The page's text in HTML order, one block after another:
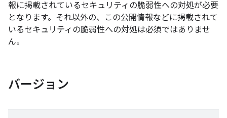
報に掲載されているセキュリティの脆弱性への対処が必要
となります。それ以外の、この公開情報などに掲載されて
いるセキュリティの脆弱性への対処は必須ではありませ
ん。
バージョン